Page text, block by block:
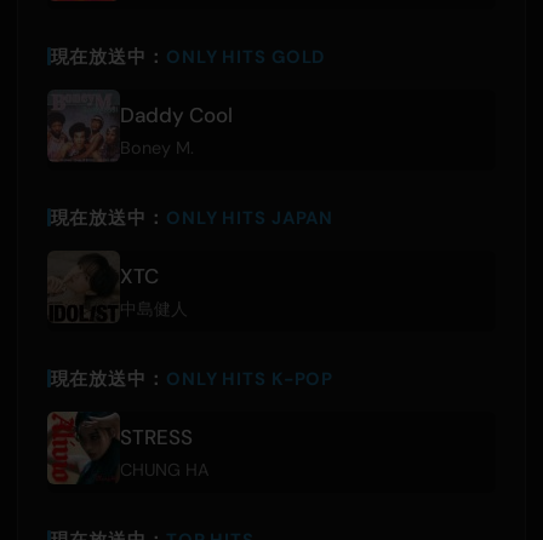
現在放送中： ONLY HITS GOLD
Daddy Cool
Boney M.
現在放送中： ONLY HITS JAPAN
XTC
中島健人
現在放送中： ONLY HITS K-POP
STRESS
CHUNG HA